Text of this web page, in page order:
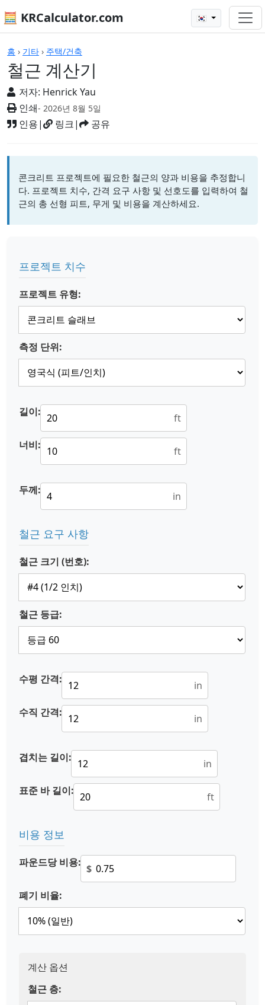
🧮 KRCalculator.com 🇰🇷
홈 › 기타 › 주택/건축
철근 계산기
저자: Henrick Yau
인쇄- 2026년 8월 5일
인용| 링크| 공유
계산기
콘크리트 프로젝트에 필요한 철근의 양과 비용을 추정합니
다. 프로젝트 치수, 간격 요구 사항 및 선호도를 입력하여 철
근의 총 선형 피트, 무게 및 비용을 계산하세요.
프로젝트 치수
프로젝트 유형:
측정 단위:
길이: ft
너비: ft
두께: in
철근 요구 사항
철근 크기 (번호):
철근 등급:
수평 간격: in
수직 간격: in
겹치는 길이: in
표준 바 길이: ft
비용 정보
파운드당 비용: $
폐기 비율:
계산 옵션
철근 층: